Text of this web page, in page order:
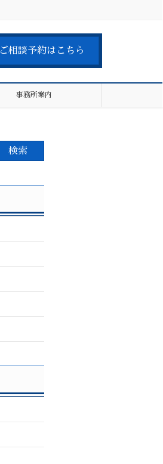
ご相談予約はこちら
事務所案内